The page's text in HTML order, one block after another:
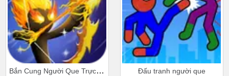
Bắn Cung Người Que Trực Tuyến Đấu tranh người que